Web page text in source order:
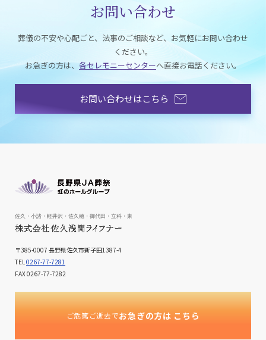
お問い合わせ
葬儀の不安や心配ごと、法事のご相談など、お気軽にお問い合わせ
ください。
お急ぎの方は、各セレモニーセンターへ直接お電話ください。
お問い合わせはこちら
〒385-0007 長野県佐久市新子田1387-4
TEL 0267-77-7281
FAX0267-77-7282
ご危篤ご逝去でお急ぎの方は こちら